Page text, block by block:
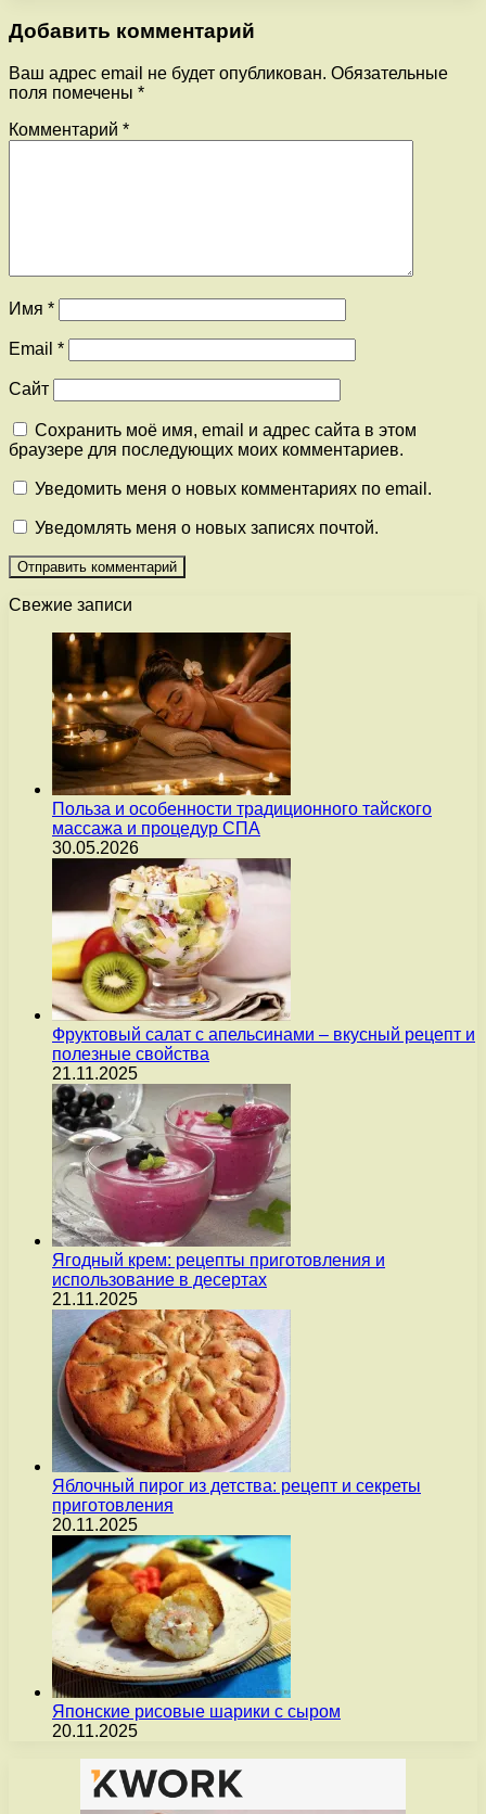
Добавить комментарий
Ваш адрес email не будет опубликован. Обязательные
поля помечены *
Комментарий *
Имя *
Email *
Сайт
Сохранить моё имя, email и адрес сайта в этом
браузере для последующих моих комментариев.
Уведомить меня о новых комментариях по email.
Уведомлять меня о новых записях почтой.
Свежие записи
Польза и особенности традиционного тайского
массажа и процедур СПА
30.05.2026
Фруктовый салат с апельсинами – вкусный рецепт и
полезные свойства
21.11.2025
Ягодный крем: рецепты приготовления и
использование в десертах
21.11.2025
Яблочный пирог из детства: рецепт и секреты
приготовления
20.11.2025
Японские рисовые шарики с сыром
20.11.2025